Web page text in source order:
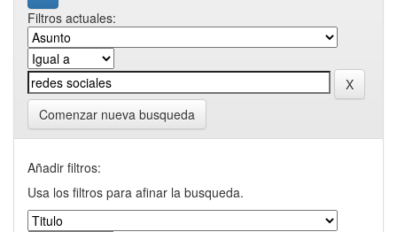
Filtros actuales:
Comenzar nueva busqueda
Añadir filtros:
Usa los filtros para afinar la busqueda.